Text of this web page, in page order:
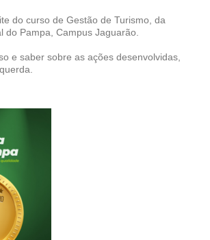
do curso de Gestão de Turismo, da
do Pampa, Campus Jaguarão.
e saber sobre as ações desenvolvidas,